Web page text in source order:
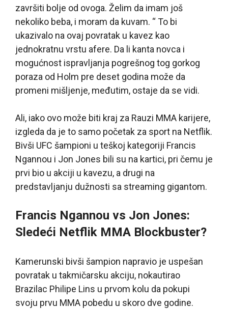
završiti bolje od ovoga. Želim da imam još
nekoliko beba, i moram da kuvam. “ To bi
ukazivalo na ovaj povratak u kavez kao
jednokratnu vrstu afere. Da li kanta novca i
mogućnost ispravljanja pogrešnog tog gorkog
poraza od Holm pre deset godina može da
promeni mišljenje, međutim, ostaje da se vidi.
Ali, iako ovo može biti kraj za Rauzi MMA karijere,
izgleda da je to samo početak za sport na Netflik.
Bivši UFC šampioni u teškoj kategoriji Francis
Ngannou i Jon Jones bili su na kartici, pri čemu je
prvi bio u akciji u kavezu, a drugi na
predstavljanju dužnosti sa streaming gigantom.
Francis Ngannou vs Jon Jones:
Sledeći Netflik MMA Blockbuster?
Kamerunski bivši šampion napravio je uspešan
povratak u takmičarsku akciju, nokautirao
Brazilac Philipe Lins u prvom kolu da pokupi
svoju prvu MMA pobedu u skoro dve godine.